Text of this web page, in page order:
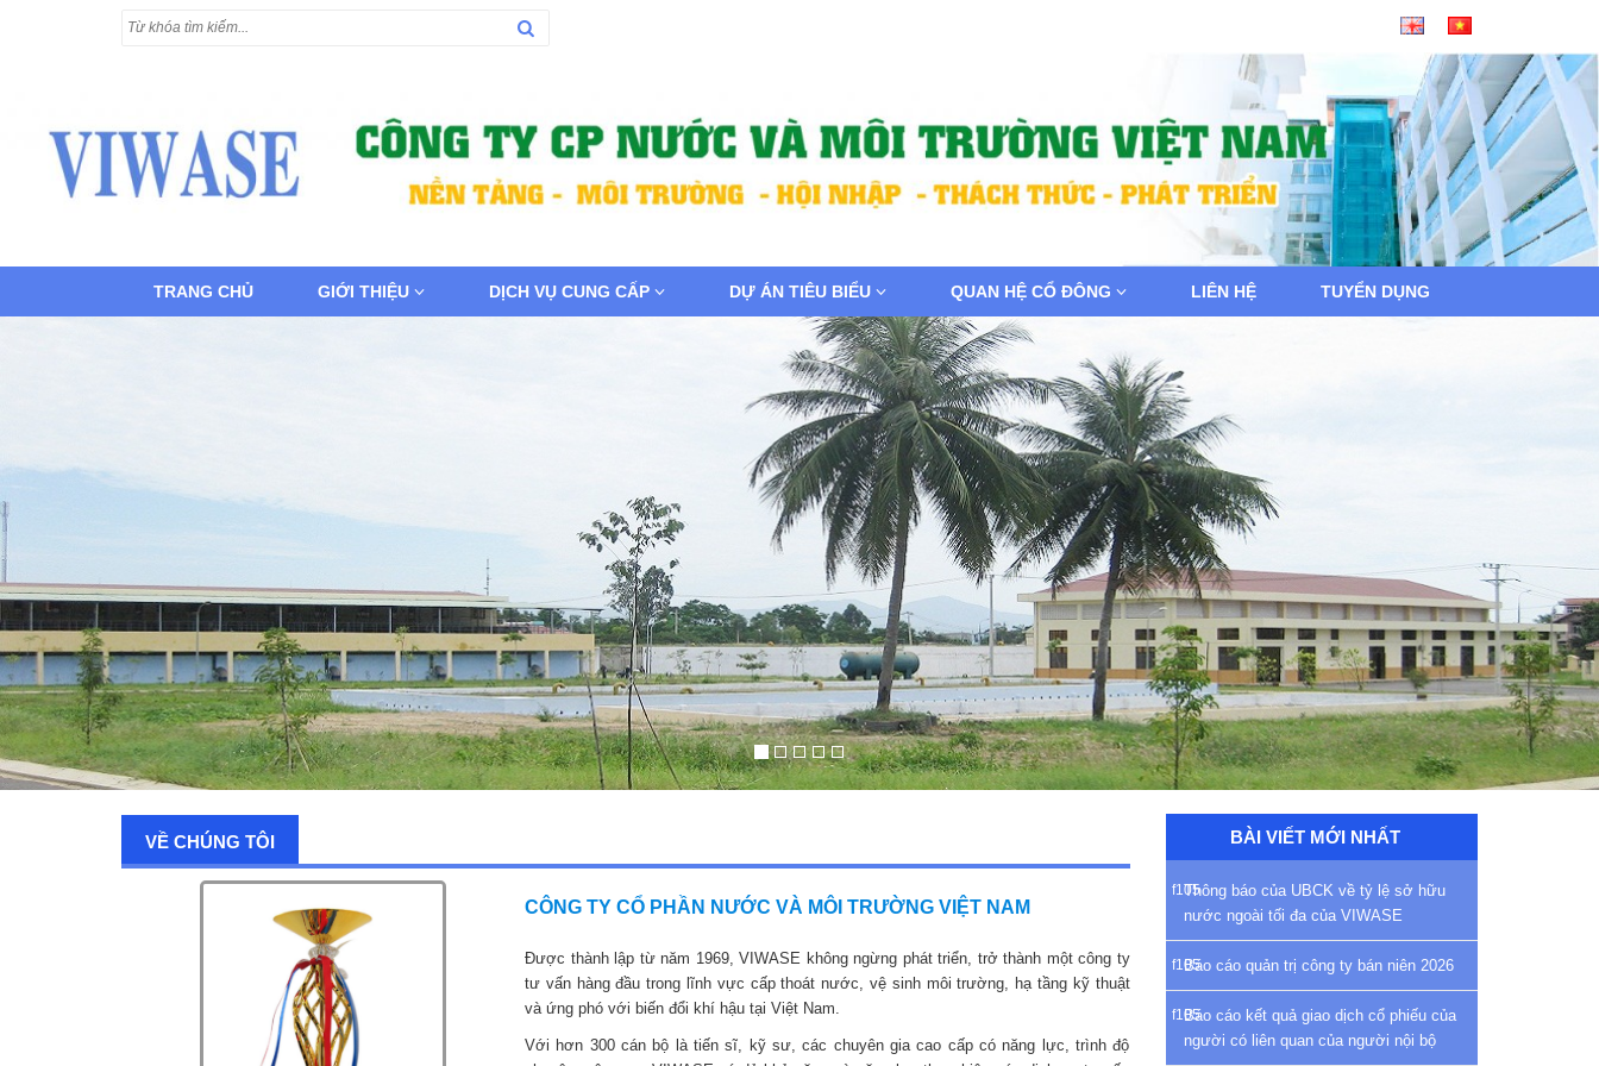
TRANG CHỦ GIỚI THIỆU DỊCH VỤ CUNG CẤP DỰ ÁN TIÊU BIỂU QUAN HỆ CỔ ĐÔNG LIÊN HỆ TUYỂN DỤNG
VỀ CHÚNG TÔI
CÔNG TY CỔ PHẦN NƯỚC VÀ MÔI TRƯỜNG VIỆT NAM
Được thành lập từ năm 1969, VIWASE không ngừng phát triển, trở thành một công ty
tư vấn hàng đầu trong lĩnh vực cấp thoát nước, vệ sinh môi trường, hạ tầng kỹ thuật
và ứng phó với biến đổi khí hậu tại Việt Nam.
Với hơn 300 cán bộ là tiến sĩ, kỹ sư, các chuyên gia cao cấp có năng lực, trình độ
BÀI VIẾT MỚI NHẤT
Thông báo của UBCK về tỷ lệ sở hữu
nước ngoài tối đa của VIWASE
Báo cáo quản trị công ty bán niên 2026
Báo cáo kết quả giao dịch cổ phiếu của
người có liên quan của người nội bộ